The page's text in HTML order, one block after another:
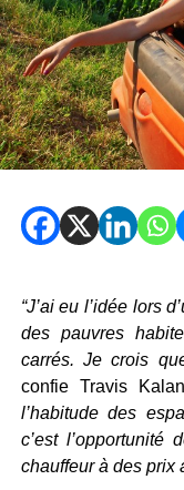
“J’ai eu l’idée lors
des pauvres
carrés. Je crois
confie Travis
l’habitude des
c’est
chauffeur à des prix